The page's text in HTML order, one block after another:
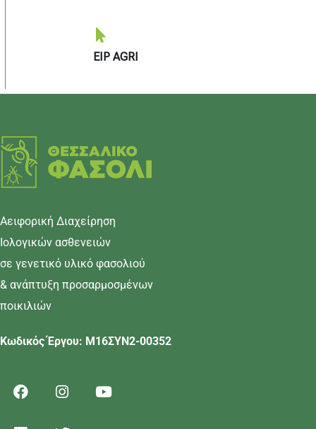
EIP AGRI
Αειφορική Διαχείρηση
Ιολογικών ασθενειών
σε γενετικό υλικό φασολιού
& ανάπτυξη προσαρμοσμένων
ποικιλιών
Κωδικός Έργου: Μ16ΣΥΝ2-00352